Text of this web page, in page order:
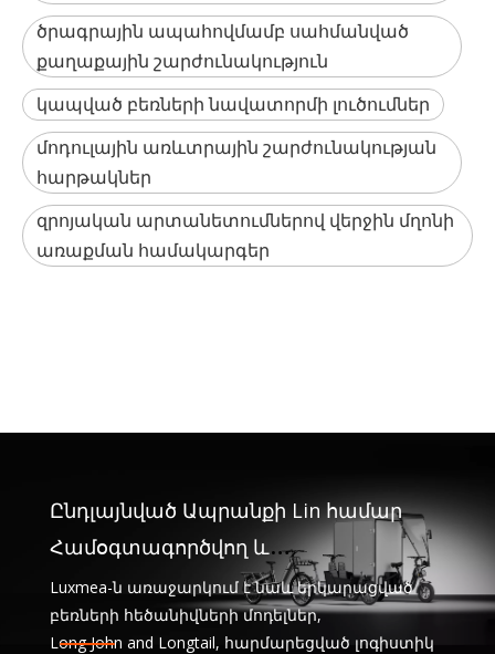
ծրագրային ապահովմամբ սահմանված
քաղաքային շարժունակություն
կապված բեռների նավատորմի լուծումներ
մոդուլային առևտրային շարժունակության
հարթակներ
զրոյական արտանետումներով վերջին մղոնի
առաքման համակարգեր
Ընդլայնված Ապրանքի Lin համար
Համօգտագործվող և
վարձակալական նավատորմեր
Luxmea-ն առաջարկում է նաև երկարացված
բեռների հեծանիվների մոդելներ,
Long John and Longtail, հարմարեցված լոգիստիկ